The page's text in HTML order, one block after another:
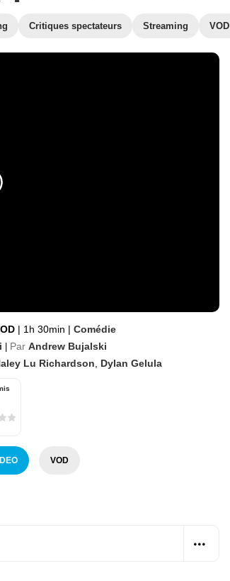
Critiques spectateurs Streaming VOD
| 1h 30min | Comédie
| Par Andrew Bujalski
Lu Richardson Dylan Gelula
VOD